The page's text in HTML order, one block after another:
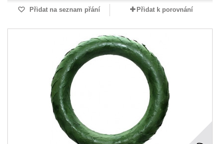
Přidat na seznam přání Přidat k porovnání